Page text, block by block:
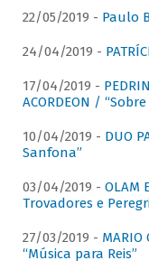
22/05/2019 - Paulo
24/04/2019 -
17/04/2019 -
ACORDEON /
10/04/2019 - DUO
Sanfona”
03/04/2019 - OLAM
Trovadores e
27/03/2019 - MARIO
“Música para Reis”